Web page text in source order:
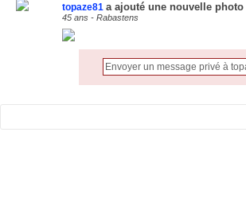
topaze81 a ajouté une nouvelle photo
45 ans - Rabastens